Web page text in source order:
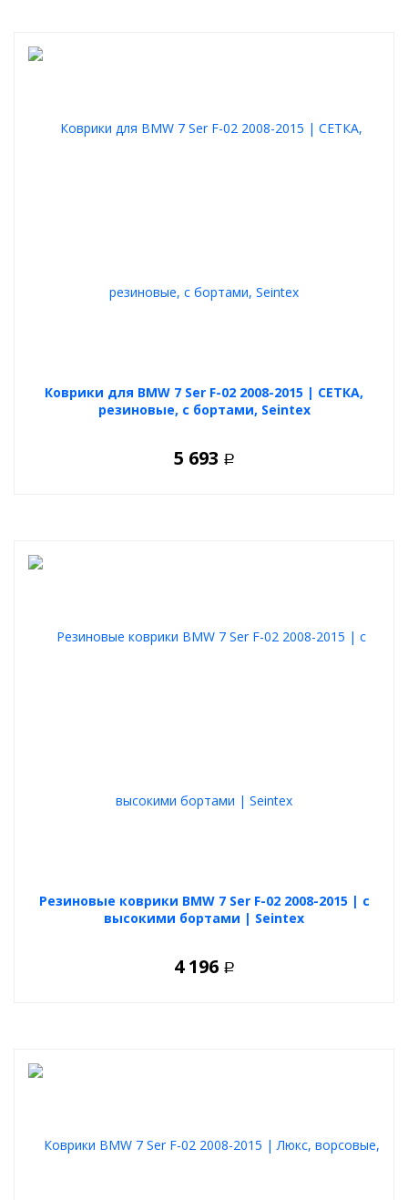
Коврики для BMW 7 Ser F-02 2008-2015 | СЕТКА,
резиновые, с бортами, Seintex
5 693 Р
Резиновые коврики BMW 7 Ser F-02 2008-2015 | с
высокими бортами | Seintex
4 196 Р